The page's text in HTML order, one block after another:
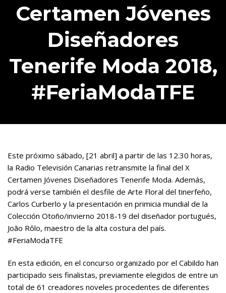
Certamen Jóvenes
Diseñadores
Tenerife Moda 2018,
#FeriaModaTFE
Este próximo sábado, [21 abril] a partir de las 12.30 horas,
la Radio Televisión Canarias retransmite la final del X
Certamen Jóvenes Diseñadores Tenerife Moda. Además,
podrá verse también el desfile de Arte Floral del tinerfeño,
Carlos Curberlo y la presentación en primicia mundial de la
Colección Otoño/invierno 2018-19 del diseñador portugués,
João Rôlo, maestro de la alta costura del país.
#FeriaModaTFE
En esta edición, en el concurso organizado por el Cabildo han
participado seis finalistas, previamente elegidos de entre un
total de 61 creadores noveles procedentes de diferentes